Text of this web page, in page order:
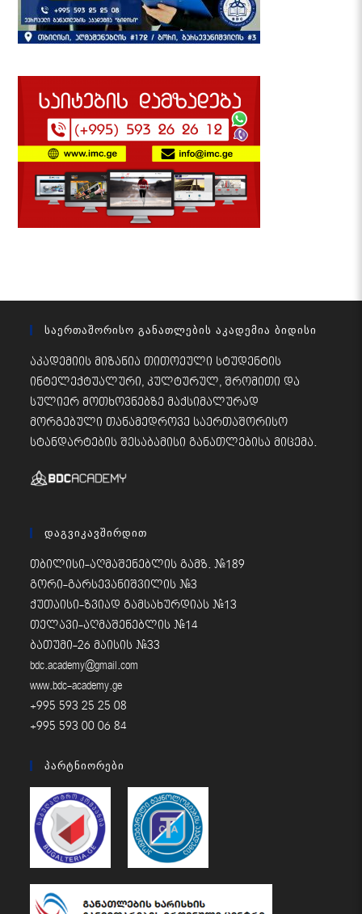
Საერთაშორისო Განათლების Აკადემია Ბიდისი
აკადემიის მიზანია თითოეული სტუდენტის
ინტელექტუალური, კულტურულ, შრომითი და
სულიერ მოთხოვნებზე მაქსიმალურად
მორგებული თანამედროვე საერთაშორისო
სტანდარტების შესაბამისი განათლებისა მიცემა.
Დაგვიკავშირდით
თბილისი-აღმაშენებლის გამზ. #189
გორი-გარსევანიშვილის #3
ქუთაისი-ზვიად გამსახურდიას #13
თელავი-აღმაშენებლის #14
ბათუმი-26 მაისის #33
bdc.academy@gmail.com
www.bdc-academy.ge
+995 593 25 25 08
+995 593 00 06 84
Პარტნიორები